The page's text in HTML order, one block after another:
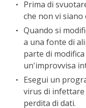
Prima di
che non vi
Quando si
a una fonte di
parte di
un'improvvisa
Esegui un
virus di infettare
perdita di dati.